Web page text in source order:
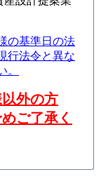
の基準日の法
行法令と異な
。
外の方
ご了承く